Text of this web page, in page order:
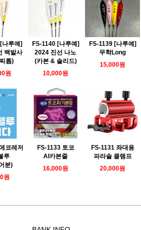
나루예]
백발사
톱)
원
FS-1140 [나루예]
2024 진선 나노
(카본 & 솔리드)
10,000원
FS-1139 [나루예]
무학Long
15,000원
코레저
루
분)
원
FS-1133 토코
AI카본줄
16,000원
FS-1131 좌대용
파라솔 클램프
20,000원